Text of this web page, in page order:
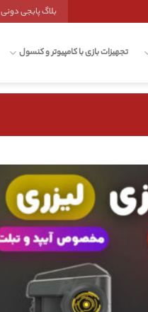
بلاگ پابجی دونی
تجهیزات بازی با کامپیوتر و کنسول